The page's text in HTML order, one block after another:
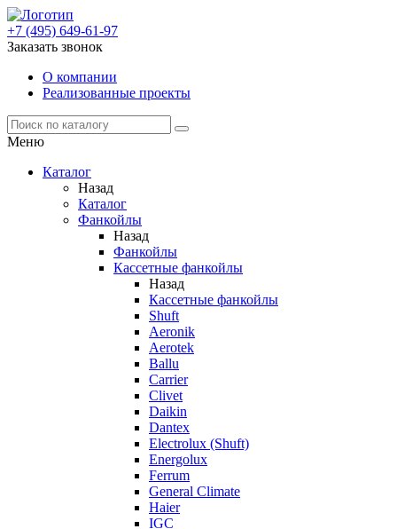
+7 (495) 649-61-97
Заказать звонок
О компании
Реализованные проекты
Меню
Каталог
Назад
Каталог
Фанкойлы
Назад
Фанкойлы
Кассетные фанкойлы
Назад
Кассетные фанкойлы
Shuft
Aeronik
Aerotek
Ballu
Carrier
Clivet
Daikin
Dantex
Electrolux (Shuft)
Energolux
Ferrum
General Climate
Haier
IGC